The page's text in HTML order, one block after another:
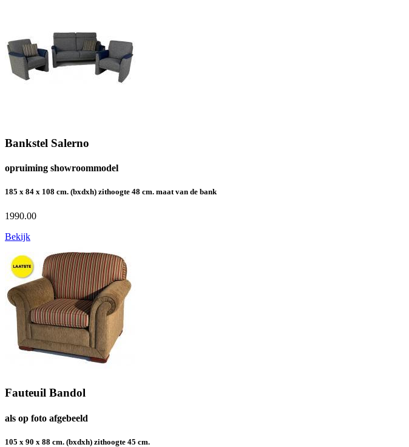
Bankstel Salerno
opruiming showroommodel
185 x 84 x 108 cm. (bxdxh) zithoogte 48 cm. maat van de bank
1990.00
Bekijk
Fauteuil Bandol
als op foto afgebeeld
105 x 90 x 88 cm. (bxdxh) zithoogte 45 cm.